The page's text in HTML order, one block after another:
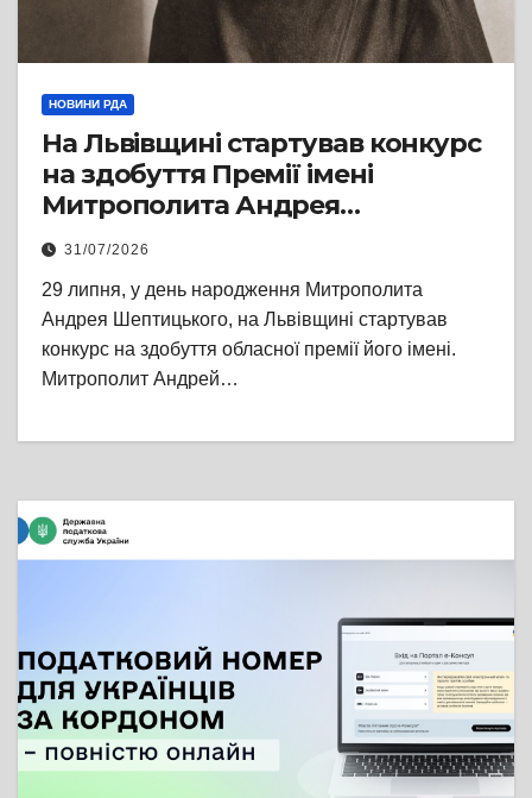
НОВИНИ РДА
На Львівщині стартував конкурс
на здобуття Премії імені
Митрополита Андрея
Шептицького
31/07/2026
29 липня, у день народження Митрополита
Андрея Шептицького, на Львівщині стартував
конкурс на здобуття обласної премії його імені.
Митрополит Андрей…